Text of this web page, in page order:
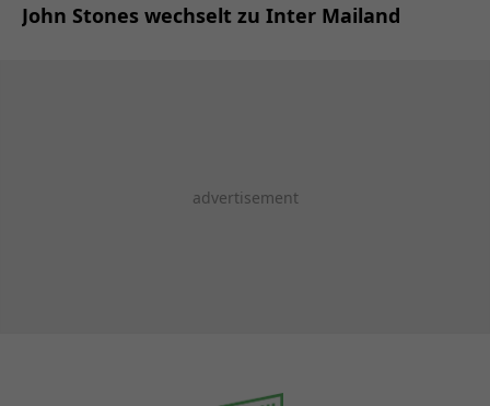
John Stones wechselt zu Inter Mailand